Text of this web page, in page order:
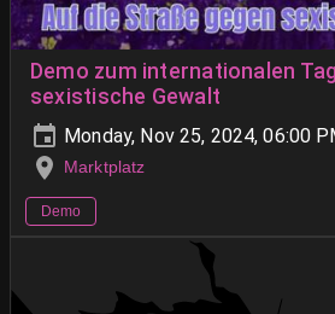
Demo zum internationalen
sexistische Gewalt
Monday, Nov 25, 2024, 06:00
Marktplatz
Demo